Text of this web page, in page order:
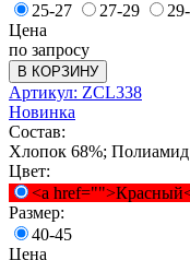
25-27
27-29
Цена
по запросу
В КОРЗИНУ
Артикул: ZCL338
Новинка
Состав:
Хлопок 68%;
Цвет:
<a
Размер:
40-45
Цена